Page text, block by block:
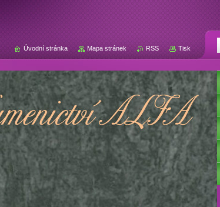
Úvodní stránka Mapa stránek RSS Tisk